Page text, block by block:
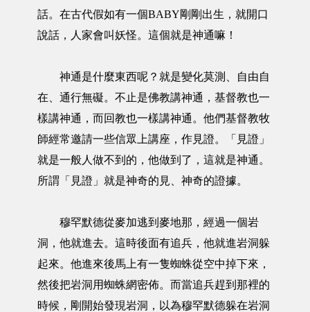
話。在古代假如有一個BABY剛剛出生，就開口
說話，人家會叫妖怪。這個就是神通嘛！
神通是什麼東西呢？就是變化莫測、自由自
在、通行無礙。不止是佛教講神通，基督教也一
樣講神通，而回教也一樣講神通。他們基督教牧
師經常邀請一些信眾上講座，作見證。「見證」
就是一般人做不到的，他做到了，這就是神通。
所謂「見證」就是神奇的見、神奇的證據。
穆罕默德從麥加逃到麥地那，經過一個岩
洞，他就進去。這時後面有追兵，他就進岩洞躲
起來。他進來後馬上有一隻蜘蛛從空中掉下來，
然後把岩洞用蜘蛛網密佈。而當追兵趕到那裡的
時候，剛開始發現岩洞，以為穆罕默德躲在岩洞